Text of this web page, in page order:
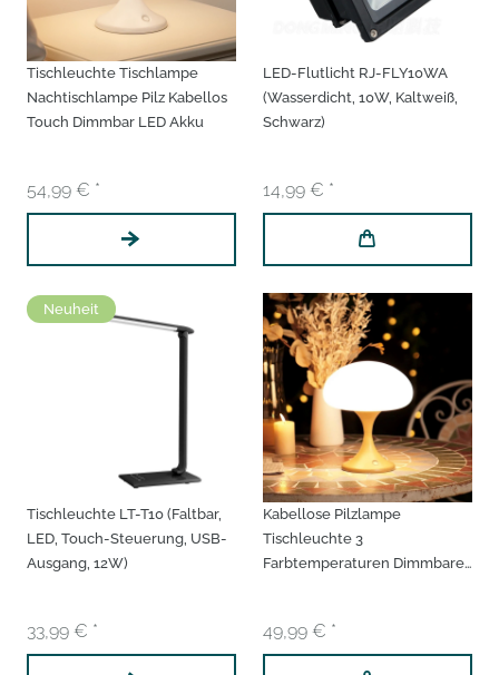
Tischleuchte Tischlampe
Nachtischlampe Pilz Kabellos
Touch Dimmbar LED Akku
54,99 € *
LED-Flutlicht RJ-FLY10WA
(Wasserdicht, 10W, Kaltweiß,
Schwarz)
14,99 € *
Neuheit
Tischleuchte LT-T10 (Faltbar,
LED, Touch-Steuerung, USB-
Ausgang, 12W)
33,99 € *
Kabellose Pilzlampe
Tischleuchte 3
Farbtemperaturen Dimmbare
49,99 € *